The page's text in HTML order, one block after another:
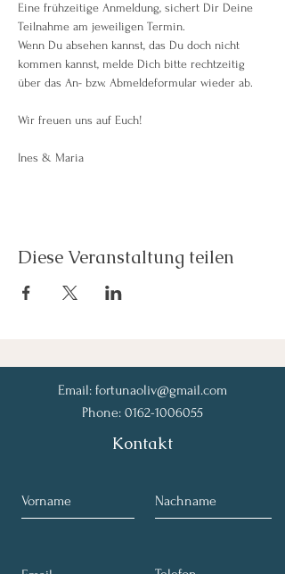
Eine frühzeitige Anmeldung, sichert Dir Deine
Teilnahme am jeweiligen Termin.
Wenn Du absehen kannst, das Du doch nicht
kommen kannst, melde Dich bitte rechtzeitig
über das An- bzw. Abmeldeformular wieder ab.
Wir freuen uns auf Euch!
Ines & Maria
Diese Veranstaltung teilen
Email: fortunaoliv@gmail.com
Phone: 0162-1006055
Kontakt